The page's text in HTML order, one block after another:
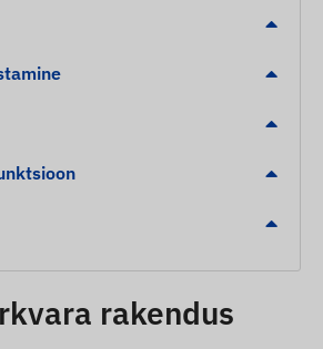
Eesti, Fääri saared, Soome,
Grenada, Guernsey, Guyana,
Island, India, Indoneesia,
Kosovo, Kõrgõzstan, Läti,
Monaco, Mongoolia,
Peruu, Filipiinid, Poola,
Venemaa, Saint Kitts ja
rakendus